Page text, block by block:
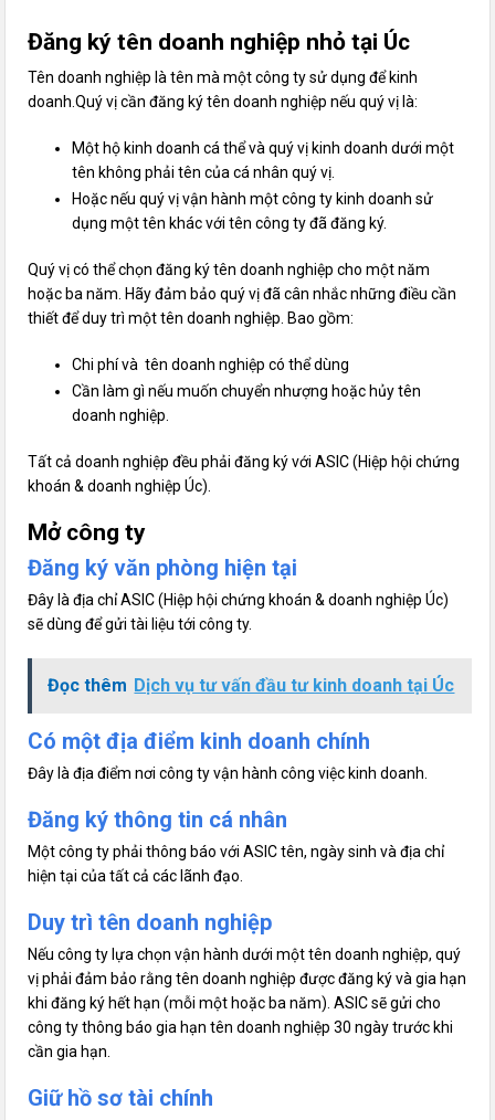
Đăng ký tên doanh nghiệp nhỏ tại Úc
Tên doanh nghiệp là tên mà một công ty sử dụng để kinh
doanh.Quý vị cần đăng ký tên doanh nghiệp nếu quý vị là:
Một hộ kinh doanh cá thể và quý vị kinh doanh dưới một
tên không phải tên của cá nhân quý vị.
Hoặc nếu quý vị vận hành một công ty kinh doanh sử
dụng một tên khác với tên công ty đã đăng ký.
Quý vị có thể chọn đăng ký tên doanh nghiệp cho một năm
hoặc ba năm. Hãy đảm bảo quý vị đã cân nhắc những điều cần
thiết để duy trì một tên doanh nghiệp. Bao gồm:
Chi phí và tên doanh nghiệp có thể dùng
Cần làm gì nếu muốn chuyển nhượng hoặc hủy tên
doanh nghiệp.
Tất cả doanh nghiệp đều phải đăng ký với ASIC (Hiệp hội chứng
khoán & doanh nghiệp Úc).
Mở công ty
Đăng ký văn phòng hiện tại
Đây là địa chỉ ASIC (Hiệp hội chứng khoán & doanh nghiệp Úc)
sẽ dùng để gửi tài liệu tới công ty.
Đọc thêm Dịch vụ tư vấn đầu tư kinh doanh tại Úc
Có một địa điểm kinh doanh chính
Đây là địa điểm nơi công ty vận hành công việc kinh doanh.
Đăng ký thông tin cá nhân
Một công ty phải thông báo với ASIC tên, ngày sinh và địa chỉ
hiện tại của tất cả các lãnh đạo.
Duy trì tên doanh nghiệp
Nếu công ty lựa chọn vận hành dưới một tên doanh nghiệp, quý
vị phải đảm bảo rằng tên doanh nghiệp được đăng ký và gia hạn
khi đăng ký hết hạn (mỗi một hoặc ba năm). ASIC sẽ gửi cho
công ty thông báo gia hạn tên doanh nghiệp 30 ngày trước khi
cần gia hạn.
Giữ hồ sơ tài chính